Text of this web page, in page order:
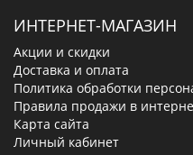
ИНТЕРНЕТ-МАГАЗИН
Акции и скидки
Доставка и оплата
Политика обработки
Правила продажи в
Карта сайта
Личный кабинет